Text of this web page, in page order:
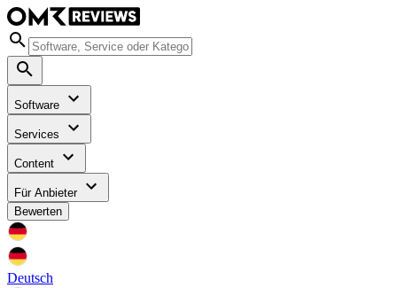
Software
Services
Content
Für Anbieter
Bewerten
Deutsch